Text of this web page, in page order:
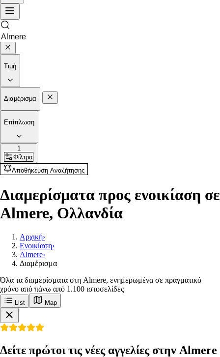
Τιμή
Διαμέρισμα
Επίπλωση
1
Φίλτρα
Αποθήκευση Αναζήτησης
Διαμερίσματα προς ενοικίαση σε
Almere, Ολλανδία
Αρχική›
Ενοικίαση›
Almere›
Διαμέρισμα
Όλα τα διαμερίσματα στη Almere, ενημερωμένα σε πραγματικό
χρόνο από πάνω από 1.100 ιστοσελίδες
List Map
Δείτε πρώτοι τις νέες αγγελίες στην Almere